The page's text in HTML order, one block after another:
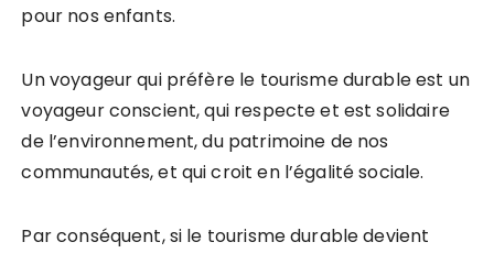
pour nos enfants.
Un voyageur qui préfère le tourisme durable est un
voyageur conscient, qui respecte et est solidaire
de l’environnement, du patrimoine de nos
communautés, et qui croit en l’égalité sociale.
Par conséquent, si le tourisme durable devient